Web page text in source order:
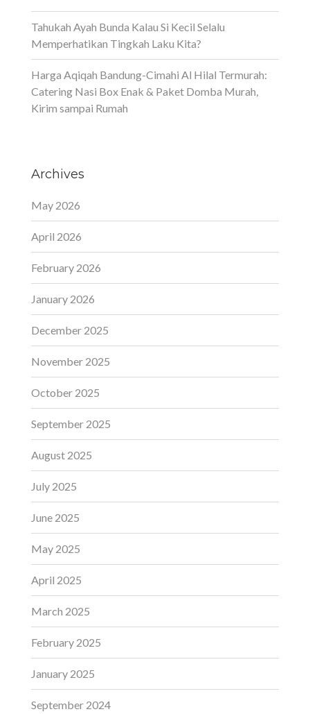
Tahukah Ayah Bunda Kalau Si Kecil Selalu
Memperhatikan Tingkah Laku Kita?
Harga Aqiqah Bandung-Cimahi Al Hilal Termurah:
Catering Nasi Box Enak & Paket Domba Murah,
Kirim sampai Rumah
Archives
May 2026
April 2026
February 2026
January 2026
December 2025
November 2025
October 2025
September 2025
August 2025
July 2025
June 2025
May 2025
April 2025
March 2025
February 2025
January 2025
September 2024